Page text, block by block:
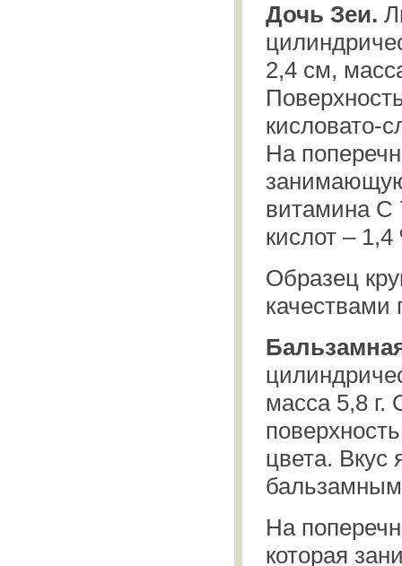
Дочь Зеи.
2,4 см,
кисловато-
На
витамина С
кислот – 1,4
Образец
качествами
масса 5,8 г.
цвета. Вкус
На
которая